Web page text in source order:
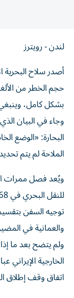
لندن - رويترز
أصدر سلاح البحرية
حجم ​الخطر ⁠من
بشكل كامل،
وجاء في البيان
البحارة: «الوضع
الملاحة لم ​يتم
ويُعد فصل ممرات
توجيه ‌السفن بتقسيم
والعمانية في
ولم يتضح بعد ما
الخارجية
اتفاق وقف ​إطلاق